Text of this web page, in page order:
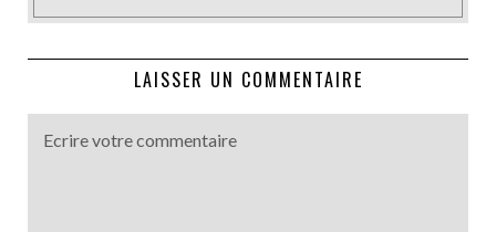
LAISSER UN COMMENTAIRE